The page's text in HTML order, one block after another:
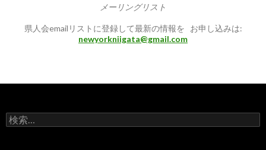
メーリングリスト
県人会emailリストに登録して最新の情報を お申し込みは:
newyorkniigata@gmail.com
検
索: